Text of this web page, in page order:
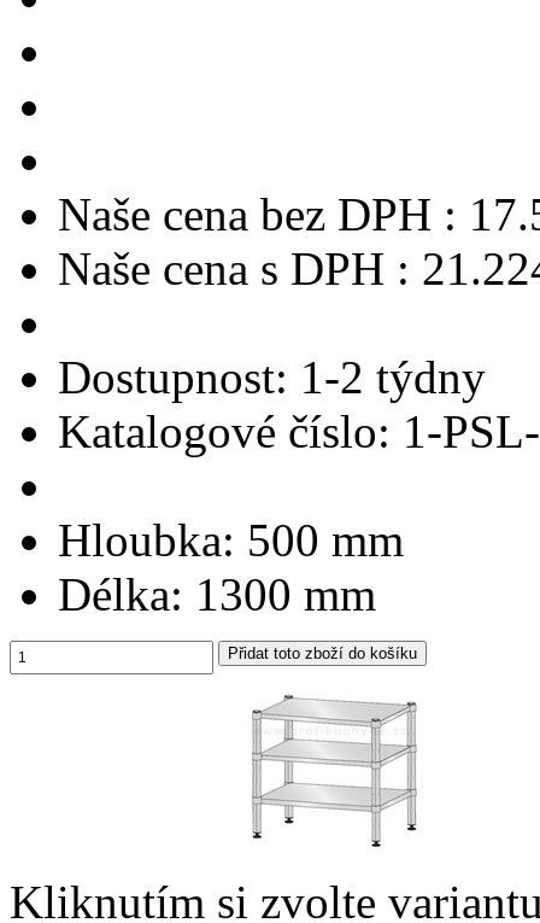
Naše cena bez DPH :
Naše cena s DPH :
Dostupnost: 1-2 týdny
Katalogové číslo: 1-
Hloubka: 500 mm
Délka: 1300 mm
Kliknutím si zvolte